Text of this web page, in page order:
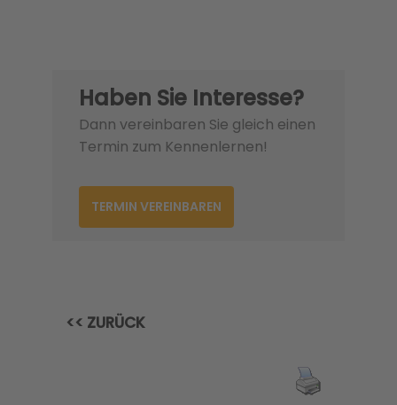
Haben Sie Interesse?
Dann vereinbaren Sie gleich einen
Termin zum Kennenlernen!
TERMIN VEREINBAREN
<< ZURÜCK